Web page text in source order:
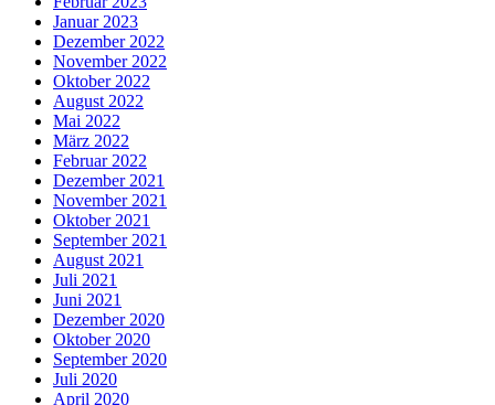
Januar 2023
Dezember 2022
November 2022
Oktober 2022
August 2022
Mai 2022
März 2022
Februar 2022
Dezember 2021
November 2021
Oktober 2021
September 2021
August 2021
Juli 2021
Juni 2021
Dezember 2020
Oktober 2020
September 2020
Juli 2020
April 2020